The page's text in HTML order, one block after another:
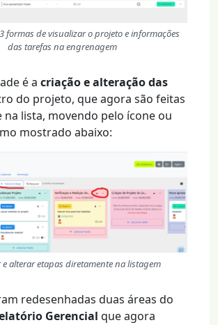
formas de visualizar o projetoe informações
das tarefas na engrenagem
é a criação e alteração das
do projeto, que agora são feitas
lista, movendo pelo ícone ou
mostrado abaixo:
alterar etapas diretamente na listagem
redesenhadas duas áreas do
Gerencial que agora